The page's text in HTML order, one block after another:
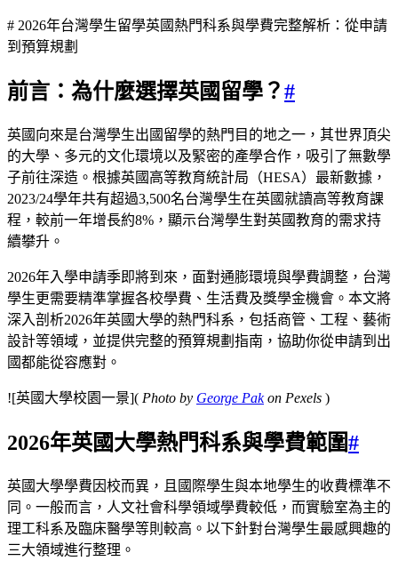
# 2026年台灣學生留學英國熱門科系與學費完整解析：從申請
到預算規劃
前言：為什麼選擇英國留學？#
英國向來是台灣學生出國留學的熱門目的地之一，其世界頂尖
的大學、多元的文化環境以及緊密的產學合作，吸引了無數學
子前往深造。根據英國高等教育統計局（HESA）最新數據，
2023/24學年共有超過3,500名台灣學生在英國就讀高等教育課
程，較前一年增長約8%，顯示台灣學生對英國教育的需求持
續攀升。
2026年入學申請季即將到來，面對通膨環境與學費調整，台灣
學生更需要精準掌握各校學費、生活費及獎學金機會。本文將
深入剖析2026年英國大學的熱門科系，包括商管、工程、藝術
設計等領域，並提供完整的預算規劃指南，協助你從申請到出
國都能從容應對。
![英國大學校園一景]( Photo by George Pakon Pexels )
2026年英國大學熱門科系與學費範圍#
英國大學學費因校而異，且國際學生與本地學生的收費標準不
同。一般而言，人文社會科學領域學費較低，而實驗室為主的
理工科系及臨床醫學等則較高。以下針對台灣學生最感興趣的
三大領域進行整理。